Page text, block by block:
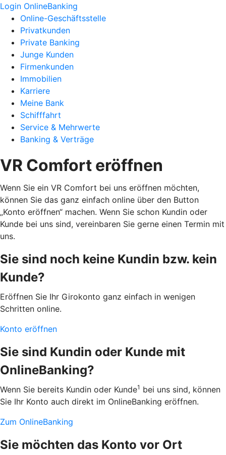
Login OnlineBanking
Online-Geschäftsstelle
Privatkunden
Private Banking
Junge Kunden
Firmenkunden
Immobilien
Karriere
Meine Bank
Schifffahrt
Service & Mehrwerte
Banking & Verträge
VR Comfort eröffnen
Wenn Sie ein VR Comfort bei uns eröffnen möchten,
können Sie das ganz einfach online über den Button
„Konto eröffnen“ machen. Wenn Sie schon Kundin oder
Kunde bei uns sind, vereinbaren Sie gerne einen Termin mit
uns.
Sie sind noch keine Kundin bzw. kein
Kunde?
Eröffnen Sie Ihr Girokonto ganz einfach in wenigen
Schritten online.
Konto eröffnen
Sie sind Kundin oder Kunde mit
OnlineBanking?
Wenn Sie bereits Kundin oder Kunde1 bei uns sind, können
Sie Ihr Konto auch direkt im OnlineBanking eröffnen.
Zum OnlineBanking
Sie möchten das Konto vor Ort